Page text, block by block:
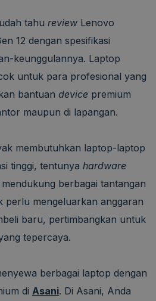
tahu review Lenovo
12 dengan spesifikasi
keunggulannya. Laptop
untuk para profesional yang
bantuan device premium
maupun di lapangan.
membutuhkan laptop-laptop
tinggi, tentunya hardware
berbagai tantangan
perlu mengeluarkan anggaran
baru, pertimbangkan untuk
tepercaya.
berbagai laptop dengan
di Asani. Di Asani, Anda